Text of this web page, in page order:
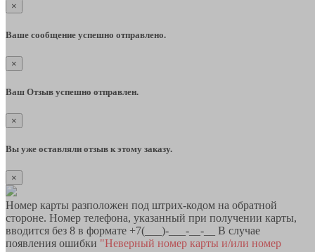
×
Ваше сообщение успешно отправлено.
×
Ваш Отзыв успешно отправлен.
×
Вы уже оставляли отзыв к этому заказу.
×
Номер карты разположен под штрих-кодом на обратной
стороне. Номер телефона, указанный при получении карты,
вводится без 8 в формате +7(___)-___-__-__ В случае
появления ошибки "Неверный номер карты и/или номер